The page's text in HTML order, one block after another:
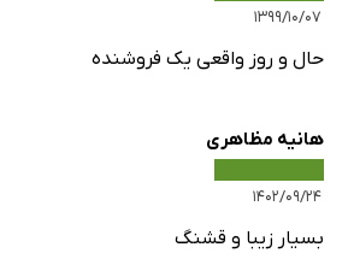
۱۳۹۹/۱۰/۰۷
حال و روز واقعی یک فروشنده
هانیه مظاهری
۱۴۰۲/۰۹/۲۴
بسیار زیبا و قشنگ